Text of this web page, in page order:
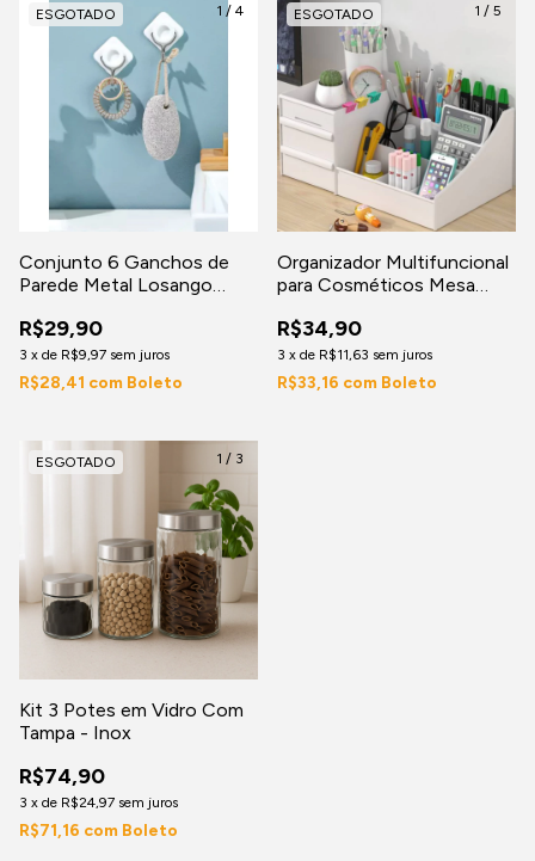
1 / 4
ESGOTADO
Conjunto 6 Ganchos de
Parede Metal Losango
R$29,90
3 x de R$9,97 sem juros
R$28,41 com Boleto
1 / 5
ESGOTADO
Organizador Multifuncional
para Cosméticos Mesa
Resistente e Estiloso
R$34,90
3 x de R$11,63 sem juros
R$33,16 com Boleto
1 / 3
ESGOTADO
Kit 3 Potes em Vidro Com
Tampa - Inox
R$74,90
3 x de R$24,97 sem juros
R$71,16 com Boleto